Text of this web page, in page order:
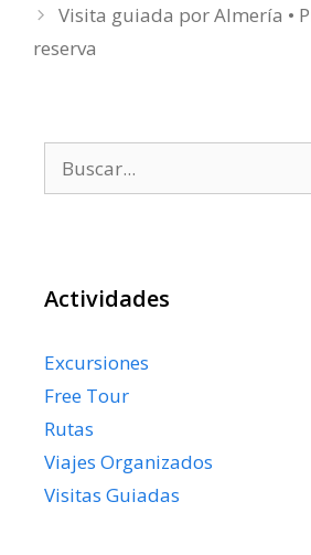
Visita guiada por Almería •
reserva
Actividades
Excursiones
Free Tour
Rutas
Viajes Organizados
Visitas Guiadas